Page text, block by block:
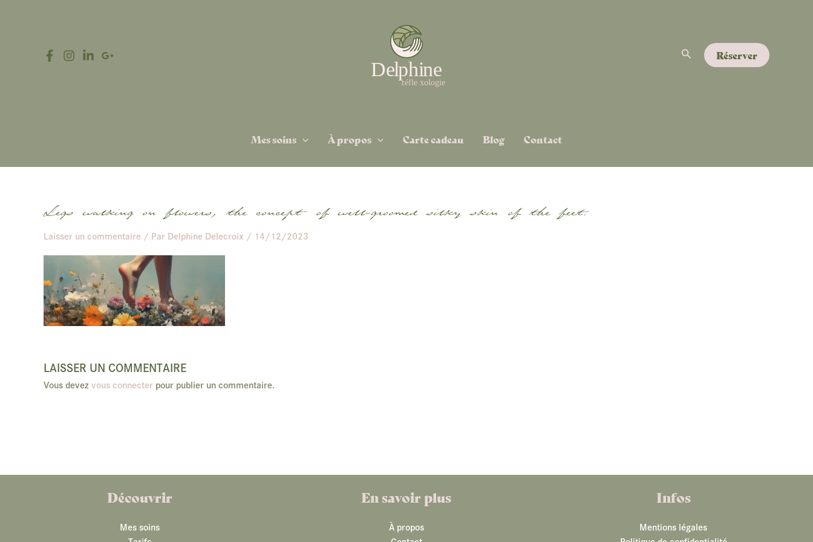
RechercherRéserver
Mes soins À propos Carte cadeau Blog Contact
Legs walking on flowers, the concept of well-groomed silky skin of the feet.
Laisser un commentaire / Par Delphine Delecroix / 14/12/2023
LAISSER UN COMMENTAIRE
Vous devez vous connecter pour publier un commentaire.
Découvrir
Mes soins
En savoir plus
À propos
Infos
Mentions légales